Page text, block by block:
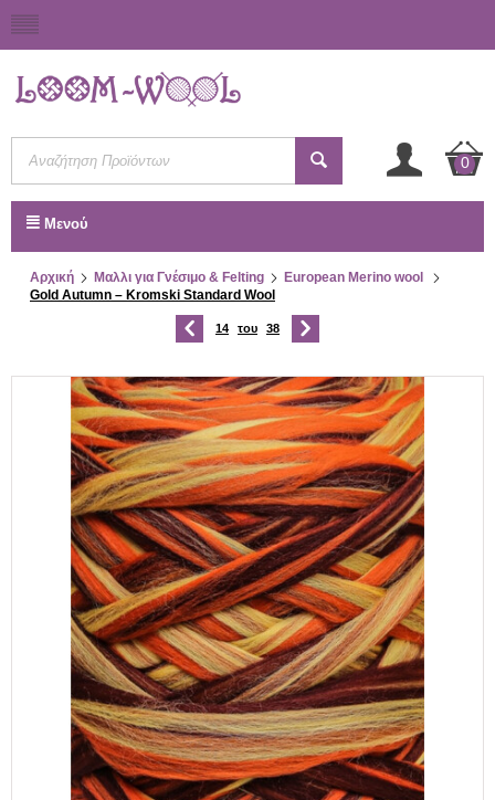
0
Μενού
Αρχική Μαλλι για Γνέσιμο & Felting
European Merino wool
Gold Autumn – Kromski Standard Wool
14 του 38